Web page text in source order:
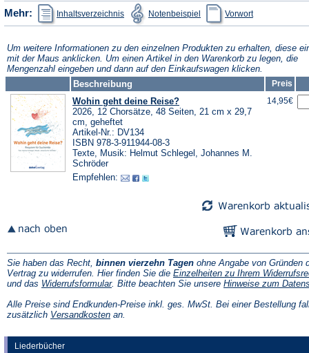
Liederbücher
Mehr: Inhaltsverzeichnis
(Öffnet
in
einem
Tab)
Notenbeispiel
(Öffnet
in
einem
Tab)
Vorwortin
einem
Tab)
Um weitere Informationen zu den einzelnen Produkten zu erhalten, diese
mit der Maus anklicken. Um einen Artikel in den Warenkorb zu legen, die
Mengenzahl eingeben und dann auf den Einkaufswagen klicken.
Beschreibung
Preis
Wohin geht deine Reise?
2026, 12 Chorsätze, 48 Seiten, 21 cm x 29,7
cm, geheftet
Artikel-Nr.: DV134
ISBN 978-3-911944-08-3
Texte, Musik: Helmut Schlegel, Johannes M.
Schröder
Empfehlen:
14,95€
Sie haben das Recht, binnen vierzehn Tagen ohne Angabe von Gründen
Vertrag zu widerrufen. Hier finden Sie die Einzelheiten zu Ihrem
und das Widerrufsformular(Öffnet
einem
neuen
. Bitte beachten Sie unsere Hinweise zum
Alle Preise sind Endkunden-Preise inkl. ges. MwSt. Bei einer Bestellung
zusätzlich Versandkosten(Öffnet
an.